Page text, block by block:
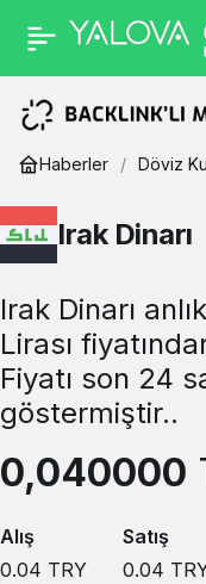
Haberler Döviz
Irak Dinarı
Irak Dinarı
Lirası
Fiyatı son 24
göstermiştir..
0,040000
Alış
0.04 TRY
Satış
0.04